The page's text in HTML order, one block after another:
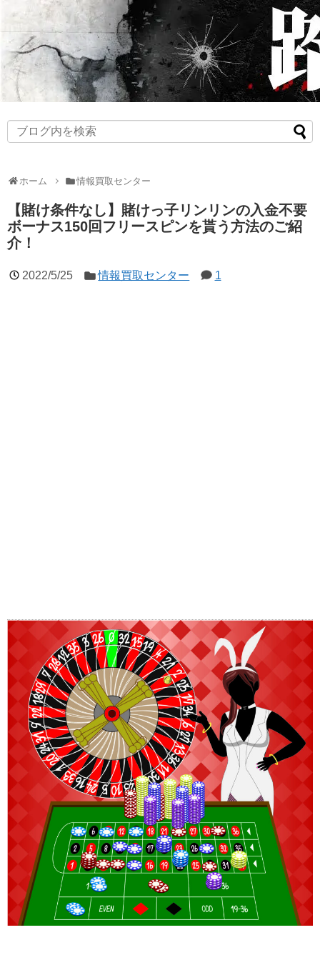
ホーム 情報買取センター
【賭け条件なし】賭けっ子リンリンの入金不要
ボーナス150回フリースピンを貰う方法のご紹
介！
2022/5/25 情報買取センター 1